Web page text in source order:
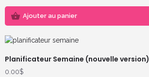
5
Ajouter au panier
Planificateur Semaine (nouvelle version)
0.00$